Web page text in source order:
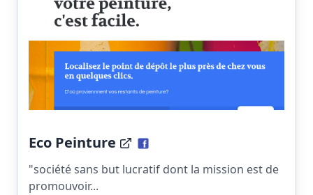
Eco Peinture
"société sans but lucratif dont la mission est de
promouvoir...